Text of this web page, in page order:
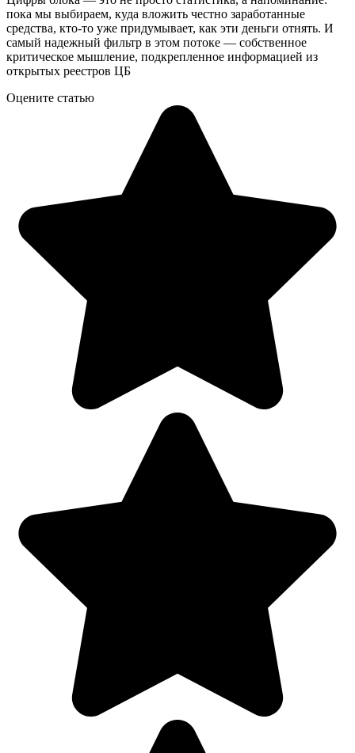
пока мы выбираем, куда вложить честно заработанные
средства, кто-то уже придумывает, как эти деньги отнять. И
самый надежный фильтр в этом потоке — собственное
критическое мышление, подкрепленное информацией из
открытых реестров ЦБ
Оцените статью